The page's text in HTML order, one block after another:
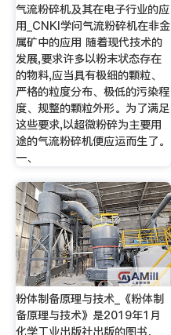
气流粉碎机及其在电子行业的应
用_CNKI学问气流粉碎机在非金
属矿中的应用 随着现代技术的
发展,要求许多以粉末状态存在
的物料,应当具有极细的颗粒、
严格的粒度分布、极低的污染程
度、规整的颗粒外形。为了满足
这些要求,以超微粉碎为主要用
途的气流粉碎机便应运而生了。
一、
粉体制备原理与技术_《粉体制
备原理与技术》是2019年1月